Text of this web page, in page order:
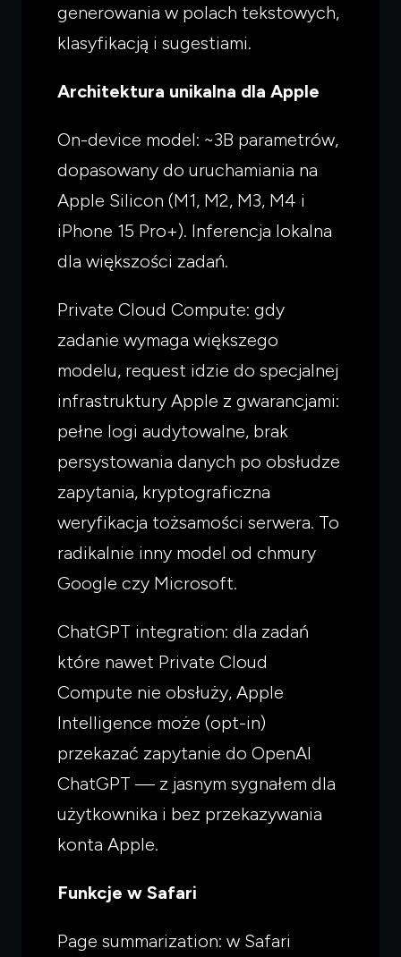
generowania w polach tekstowych,
klasyfikacją i sugestiami.
Architektura unikalna dla Apple
On-device model: ~3B parametrów,
dopasowany do uruchamiania na
Apple Silicon (M1, M2, M3, M4 i
iPhone 15 Pro+). Inferencja lokalna
dla większości zadań.
Private Cloud Compute: gdy
zadanie wymaga większego
modelu, request idzie do specjalnej
infrastruktury Apple z gwarancjami:
pełne logi audytowalne, brak
persystowania danych po obsłudze
zapytania, kryptograficzna
weryfikacja tożsamości serwera. To
radikalnie inny model od chmury
Google czy Microsoft.
ChatGPT integration: dla zadań
które nawet Private Cloud
Compute nie obsłuży, Apple
Intelligence może (opt-in)
przekazać zapytanie do OpenAI
ChatGPT — z jasnym sygnałem dla
użytkownika i bez przekazywania
konta Apple.
Funkcje w Safari
Page summarization: w Safari
Czegoszukasz?
Powiedz czym się zajmujesz — pokażę co warto